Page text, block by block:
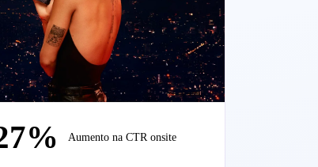
Aumento na CTR onsite